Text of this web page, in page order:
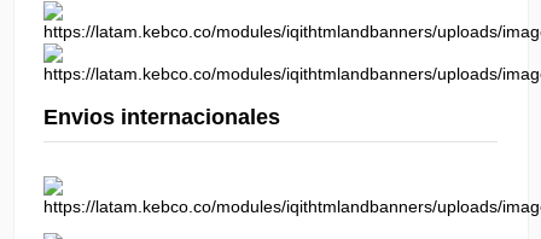
Envios internacionales